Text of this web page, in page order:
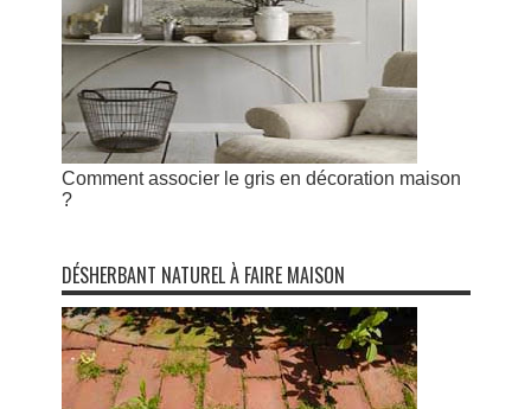
Comment associer le gris en décoration maison
?
DÉSHERBANT NATUREL À FAIRE MAISON